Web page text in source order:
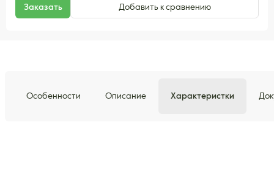
Заказать Добавить к сравнению
Особенности Описание Характеристки